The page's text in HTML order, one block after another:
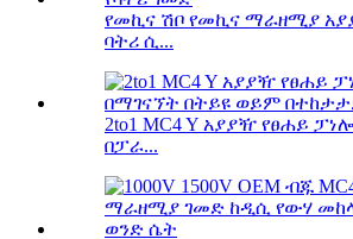
የመኪና ሽቦ የመኪና ማራዘሚያ
ባትሪ ሲ...
2to1 MC4 Y አያያዥ የፀሐይ
በፓራ...